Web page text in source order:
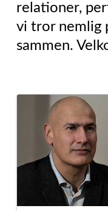
relationer,
vi tror nemlig
sammen.